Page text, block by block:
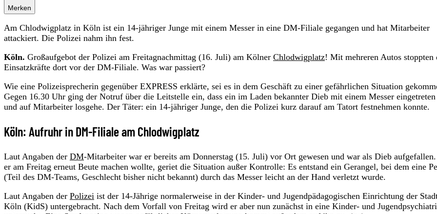
Merken
Am Chlodwigplatz in Köln ist ein 14-jähriger Junge mit einem Messer in eine DM-Filiale gegangen und hat Mitarbeiter
attackiert. Die Polizei nahm ihn fest.
Köln. Großaufgebot der Polizei am Freitagnachmittag (16. Juli) am Kölner Chlodwigplatz! Mit mehreren Autos stoppten
Einsatzkräfte dort vor der DM-Filiale. Was war passiert?
Wie eine Polizeisprecherin gegenüber EXPRESS erklärte, sei es in dem Geschäft zu einer gefährlichen Situation
Gegen 16.30 Uhr ging der Notruf über die Leitstelle ein, dass ein im Laden bekannter Dieb mit einem Messer eingetreten
und auf Mitarbeiter losgehe. Der Täter: ein 14-jähriger Junge, den die Polizei kurz darauf am Tatort festnehmen konnte.
Köln: Aufruhr in DM-Filiale am Chlodwigplatz
Laut Angaben der DM-Mitarbeiter war er bereits am Donnerstag (15. Juli) vor Ort gewesen und war als Dieb
er am Freitag erneut Beute machen wollte, geriet die Situation außer Kontrolle: Es entstand ein Gerangel, bei dem eine
(Teil des DM-Teams, Geschlecht bisher nicht bekannt) durch das Messer leicht an der Hand verletzt wurde.
Laut Angaben der Polizei ist der 14-Jährige normalerweise in der Kinder- und Jugendpädagogischen Einrichtung der
Köln (KidS) untergebracht. Nach dem Vorfall von Freitag wird er aber nun zunächst in eine Kinder- und